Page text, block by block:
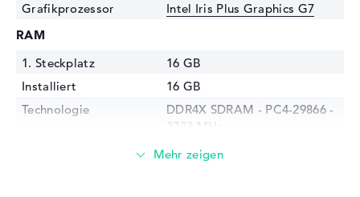
Grafikprozessor
Intel Iris Plus Graphics G7
RAM
1. Steckplatz
16 GB
Installiert
16 GB
Technologie
DDR4X SDRAM - PC4-29866 -
3733 MHz